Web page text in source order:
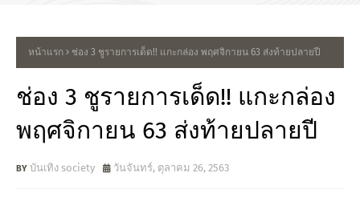
หน้าแรก ช่อง 3 ชูรายการเด็ด!! แกะกล่อง พฤศจิกายน 63 ส่งท้ายปลายปี
ช่อง 3 ชูรายการเด็ด!! แกะกล่อง
พฤศจิกายน 63 ส่งท้ายปลายปี
บันเทิง society วันจันทร์, ตุลาคม 26, 2563